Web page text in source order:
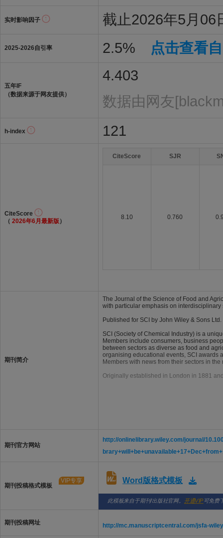
实时影响因子 截止2026年5月06
2025-2026自引率 2.5% 点击查看
五年IF
（数据来源于网友提供）
4.403
数据由网友
h-index 121
CiteScore
（ 2026年6月最新版 ）
CiteScore SJR
8.10 0.760
期刊简介
The Journal of the Science of Food and
with particular emphasis on
Published for SCI by John Wiley & Sons Ltd.
SCI (Society of Chemical Industry) is a
Members include consumers, business
between sectors as diverse as food and
organising educational events, SCI awards
Members with news from their sectors in
Originally established in London in 1881
期刊官方网站
http://onlinelibrary.wiley.com/journal/
期刊投稿格式模板
VIP专享 Word版格式模板
此模板来自于期刊/出版社官网。 开通VIP 可免费
期刊投稿网址 http://mc.manuscriptcentral.com/jsfa-wiley